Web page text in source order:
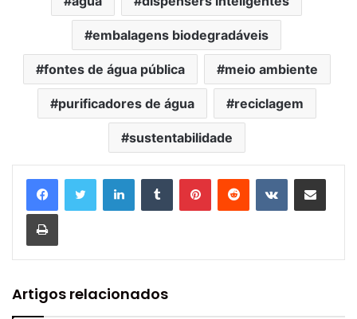
embalagens biodegradáveis
fontes de água pública meio ambiente
purificadores de água reciclagem
sustentabilidade
Artigos relacionados